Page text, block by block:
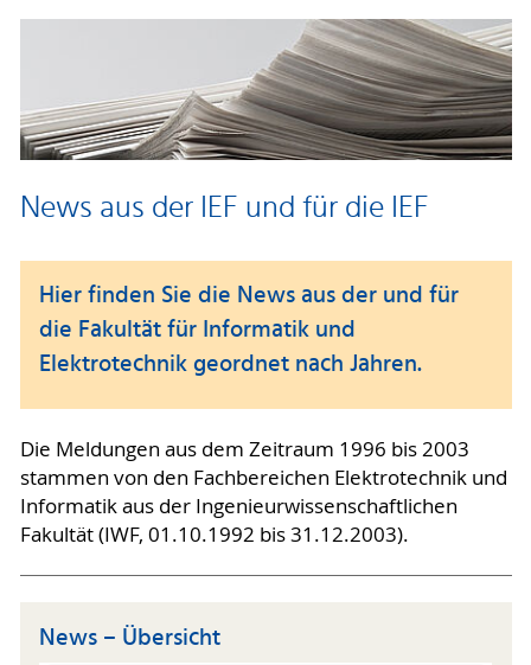
News aus der IEF und für die IEF
Hier finden Sie die News aus der und für
die Fakultät für Informatik und
Elektrotechnik geordnet nach Jahren.
Die Meldungen aus dem Zeitraum 1996 bis 2003
stammen von den Fachbereichen Elektrotechnik und
Informatik aus der Ingenieurwissenschaftlichen
Fakultät (IWF, 01.10.1992 bis 31.12.2003).
News – Übersicht